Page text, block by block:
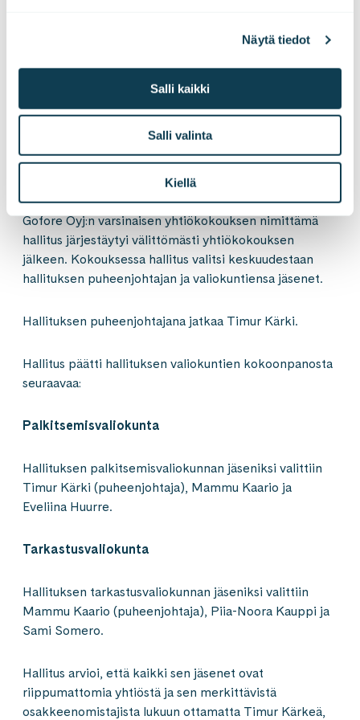
Näytä tiedot
Salli kaikki
Salli valinta
Kiellä
optio-oikeuksien sekä muiden osakkeisiin oikeuttavien
erityisten oikeuksien antamista koskevat valtuutukset.
Gofore Oyj:n hallituksen järjestäytymiskokouksen
Gofore Oyj:n varsinaisen yhtiökokouksen nimittämä
hallitus järjestäytyi välittömästi yhtiökokouksen
jälkeen. Kokouksessa hallitus valitsi keskuudestaan
hallituksen puheenjohtajan ja valiokuntiensa jäsenet.
Hallituksen puheenjohtajana jatkaa Timur Kärki.
Hallitus päätti hallituksen valiokuntien kokoonpanosta
seuraavaa:
Palkitsemisvaliokunta
Hallituksen palkitsemisvaliokunnan jäseniksi valittiin
Timur Kärki (puheenjohtaja), Mammu Kaario ja
Eveliina Huurre.
Tarkastusvaliokunta
Hallituksen tarkastusvaliokunnan jäseniksi valittiin
Mammu Kaario (puheenjohtaja), Piia-Noora Kauppi ja
Sami Somero.
Hallitus arvioi, että kaikki sen jäsenet ovat
riippumattomia yhtiöstä ja sen merkittävistä
osakkeenomistajista lukuun ottamatta Timur Kärkeä,